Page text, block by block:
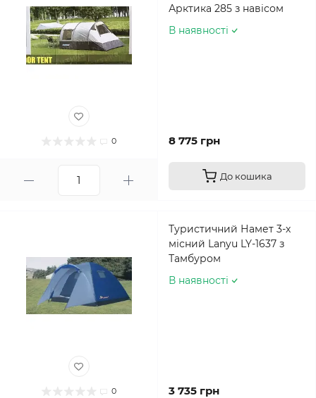
0
Арктика 285 з навісом
В наявності
8 775 грн
До кошика
0
Туристичний Намет 3-х
місний Lanyu LY-1637 з
Тамбуром
В наявності
3 735 грн